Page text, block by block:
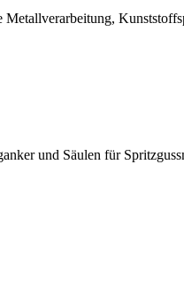
und Säulen für